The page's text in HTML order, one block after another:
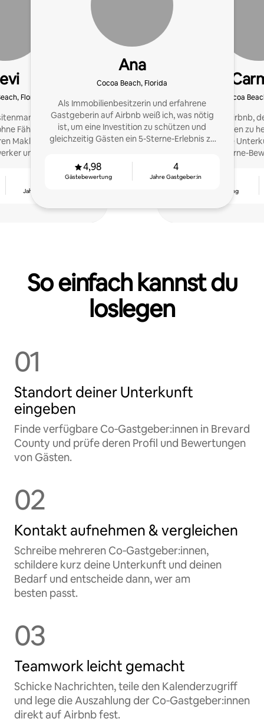
Florida
sind nur
Fähigkeiten. Ich bin
Makler, Investor,
und Experte für
Service & À la carte.
Jahre Gastgeber:in
Ana
Cocoa Beach, Florida
Als Immobilienbesitzerin und erfahrene
Gastgeberin auf Airbnb weiß ich, was nötig
ist, um eine Investition zu schützen und
gleichzeitig Gästen ein 5-Sterne-Erlebnis zu
4,98
Gästebewertung
4
Jahre Gastgeber:in
Cocoa
Superhost auf Airbnb,
Eigentümer:innen zu
zu steigern, ihre
durchweg 5-Sterne-
Gästebewertung
So einfach kannst du
loslegen
01
Standort deiner Unterkunft
eingeben
Finde verfügbare Co‑Gastgeber:innen in Brevard
County und prüfe deren Profil und Bewertungen
von Gästen.
02
Kontakt aufnehmen & vergleichen
Schreibe mehreren Co‑Gastgeber:innen,
schildere kurz deine Unterkunft und deinen
Bedarf und entscheide dann, wer am
besten passt.
03
Teamwork leicht gemacht
Schicke Nachrichten, teile den Kalenderzugriff
und lege die Auszahlung der Co‑Gastgeber:innen
direkt auf Airbnb fest.